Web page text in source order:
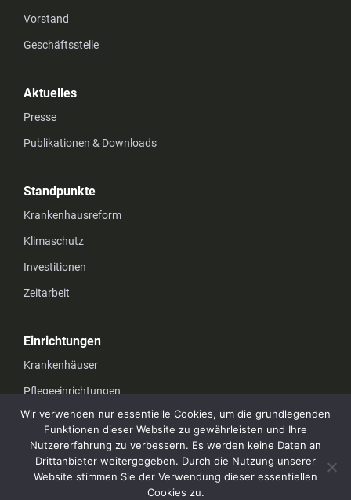
Vorstand
Geschäftsstelle
Aktuelles
Presse
Publikationen & Downloads
Standpunkte
Krankenhausreform
Klimaschutz
Investitionen
Zeitarbeit
Einrichtungen
Krankenhäuser
Pflegeeinrichtungen
Unternehmen
Datenschutz
Wir verwenden nur essentielle Cookies, um die grundlegenden
Funktionen dieser Website zu gewährleisten und Ihre
Nutzererfahrung zu verbessern. Es werden keine Daten an
Drittanbieter weitergegeben. Durch die Nutzung unserer
Website stimmen Sie der Verwendung dieser essentiellen
Cookies zu.